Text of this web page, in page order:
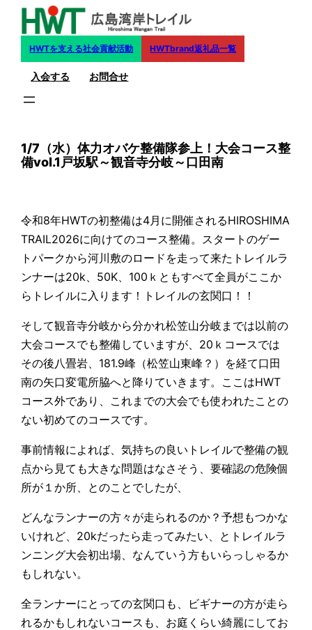
HWTを支える社会貢献活動 HWTbrand返礼品一覧
入会する お問合せ
1/7（水）体力オバケ整備隊参上！大会コース整
備vol.1戸坂駅～観音寺分岐～口田南
令和8年HWTの初整備は4月に開催されるHIROSHIMA
TRAIL2026に向けてのコース整備。スタートのゲー
トパークから河川敷のロードを走って来たトレイルラ
ンナーは20k、50K、100ｋともすべて全員がここか
らトレイルに入ります！トレイルの玄関口！！
そして観音寺分岐から分かれ松笠山分岐までは以前の
大会コースでも整備していますが、20ｋコースでは
その後八畳岩、181.9峰（松笠山東峰？）を経て口田
南の矢口変電所脇へと降りていきます。ここはHWT
コース外であり、これまでの大会でも使われたことの
ない初めてのコースです。
事前情報によれば、気持ちの良いトレイルで整備の観
点から見ても大きな問題はなさそう、要確認の危険個
所が１か所、とのことでしたが、
どんなランナーの方々が走られるのか？予想もつかな
いけれど、20kだったら走ってみたい、とトレイルラ
ンニング大会初出場、なんていう方もいらっしゃるか
もしれない。
全ランナーにとっての玄関口も、ビギナーの方が走ら
れるかもしれないコースも、お庭くらい綺麗にしてお